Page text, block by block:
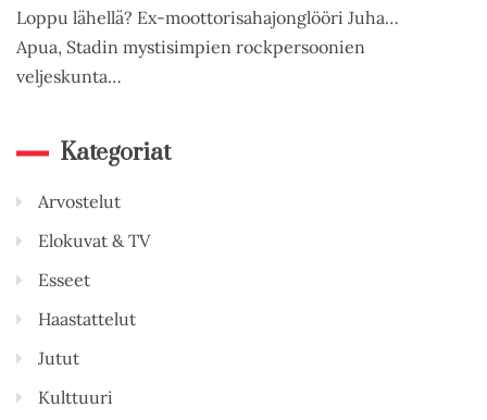
Loppu lähellä? Ex-moottorisahajonglööri Juha…
Apua, Stadin mystisimpien rockpersoonien
veljeskunta…
Kategoriat
Arvostelut
Elokuvat & TV
Esseet
Haastattelut
Jutut
Kulttuuri